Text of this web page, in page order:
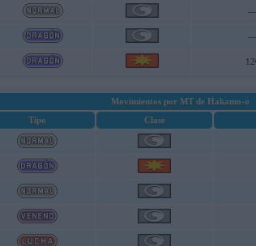
---
---
Movimientos por MT de Hakamo-o
Tipo Clase